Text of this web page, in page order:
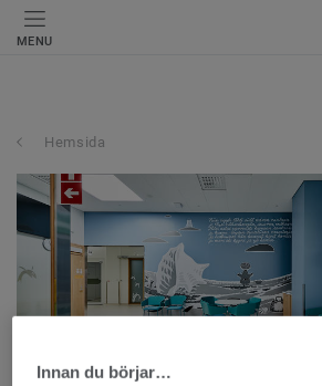
MENU
Hemsida
Innan du börjar…